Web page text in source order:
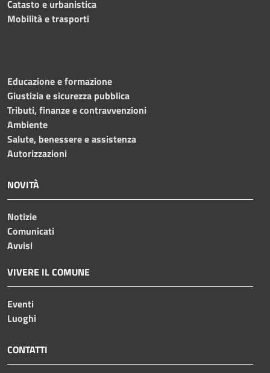
Catasto e urbanistica
Mobilità e trasporti
Educazione e formazione
Giustizia e sicurezza pubblica
Tributi, finanze e contravvenzioni
Ambiente
Salute, benessere e assistenza
Autorizzazioni
NOVITÀ
Notizie
Comunicati
Avvisi
VIVERE IL COMUNE
Eventi
Luoghi
CONTATTI